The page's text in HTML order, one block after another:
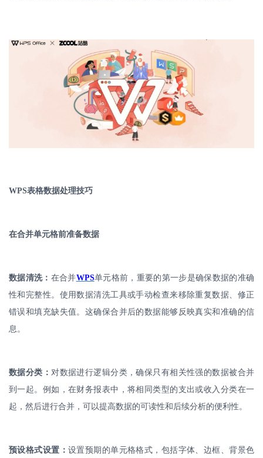
WPS表格数据处理技巧
在合并单元格前准备数据
数据清洗： 在合并WPS单元格前，重要的第一步是确保数据的准确
性和完整性。使用数据清洗工具或手动检查来移除重复数据、修正
错误和填充缺失值。这确保合并后的数据能够反映真实和准确的信
息。
数据分类：对数据进行逻辑分类，确保只有相关性强的数据被合并
到一起。例如，在财务报表中，将相同类型的支出或收入分类在一
起，然后进行合并，可以提高数据的可读性和后续分析的便利性。
预设格式设置： 设置预期的单元格格式，包括字体、边框、背景色